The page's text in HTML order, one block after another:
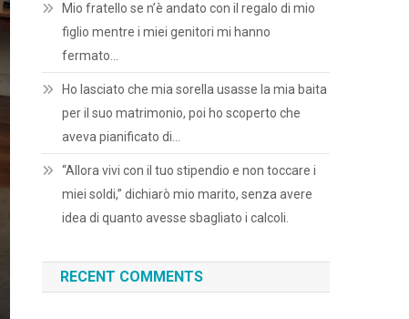
Mio fratello se n’è andato con il regalo di mio
figlio mentre i miei genitori mi hanno
fermato…
Ho lasciato che mia sorella usasse la mia baita
per il suo matrimonio, poi ho scoperto che
aveva pianificato di…
“Allora vivi con il tuo stipendio e non toccare i
miei soldi,” dichiarò mio marito, senza avere
idea di quanto avesse sbagliato i calcoli.
RECENT COMMENTS